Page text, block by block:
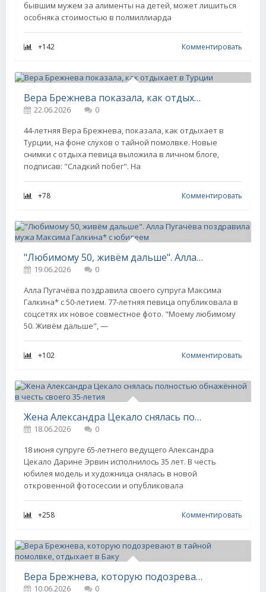
бывшим мужем за алименты на детей, может лишиться
особняка стоимостью в полмиллиарда
+142 Комментировать
Вера Брежнева показала, как отдыхает в Турции
22.06.2026
0
44-летняя Вера Брежнева, показала, как отдыхает в
Турции, на фоне слухов о тайной помолвке. Новые
снимки с отдыха певица выложила в личном блоге,
подписав: "Сладкий побег". На
+78 Комментировать
"Любимому 50, живём дальше". Алла Пугачёва поздравила мужа Максима Галкина* с юбилеем
19.06.2026
0
Алла Пугачёва поздравила своего супруга Максима
Галкина* с 50-летием. 77-летняя певица опубликовала в
соцсетях их новое совместное фото. "Моему любимому
50. Живём дальше", —
+102 Комментировать
Жена Александра Цекало снялась полностью обнажённой в честь своего 35-летия
18.06.2026
0
18 июня супруге 65-летнего ведущего Александра
Цекало Дарине Эрвин исполнилось 35 лет. В честь
юбилея модель и художница снялась в новой
откровенной фотосессии и опубликовала
+258 Комментировать
Вера Брежнева, которую подозревают в тайной помолвке, отдыхает в Баку
10.06.2026
0